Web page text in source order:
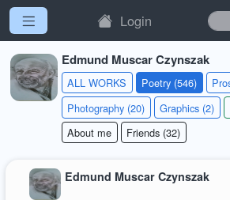
Login
Edmund Muscar Czynszak
ALL WORKS Poetry (546)
Photography (20)
Graphics (2)
About me
Friends (32)
Edmund Muscar Czynszak